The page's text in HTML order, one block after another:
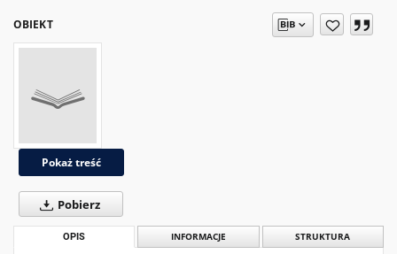
OBIEKT
Pokaż treść
Pobierz
OPIS INFORMACJE STRUKTURA